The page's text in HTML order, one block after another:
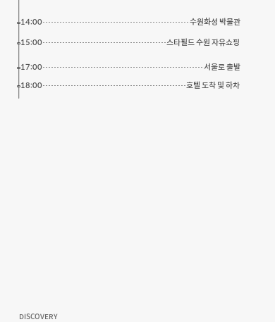
18:00 호텔 도착 및 하차
15:00 스타필드 수원 자유쇼핑
14:00 수원화성 박물관
17:00 서울로 출발
DISCOVERY